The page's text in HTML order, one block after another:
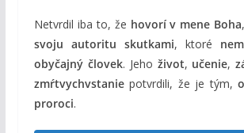
Netvrdil iba to, že hovorí v mene Boha
svoju autoritu skutkami, ktoré
obyčajný človek. Jeho život, učenie,
zmŕtvychvstaniepotvrdili, že je tým,
proroci.